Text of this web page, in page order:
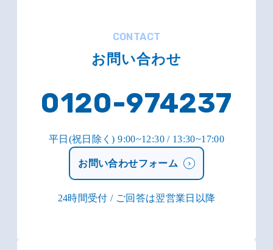
CONTACT
お問い合わせ
0120-974237
平日(祝日除く) 9:00~12:30 / 13:30~17:00
お問い合わせフォーム
24時間受付 / ご回答は翌営業日以降